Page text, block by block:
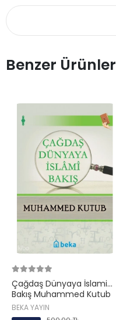
Benzer Ürünler
Çağdaş Dünyaya İslami
Bakış Muhammed Kutub
Beka Yayın
BEKA YAYIN